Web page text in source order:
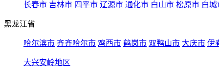
长春市 吉林市 四平市 辽源市 通化市 白山市 松原市 白城
黑龙江省
哈尔滨市 齐齐哈尔市 鸡西市 鹤岗市 双鸭山市 大庆市 伊
大兴安岭地区